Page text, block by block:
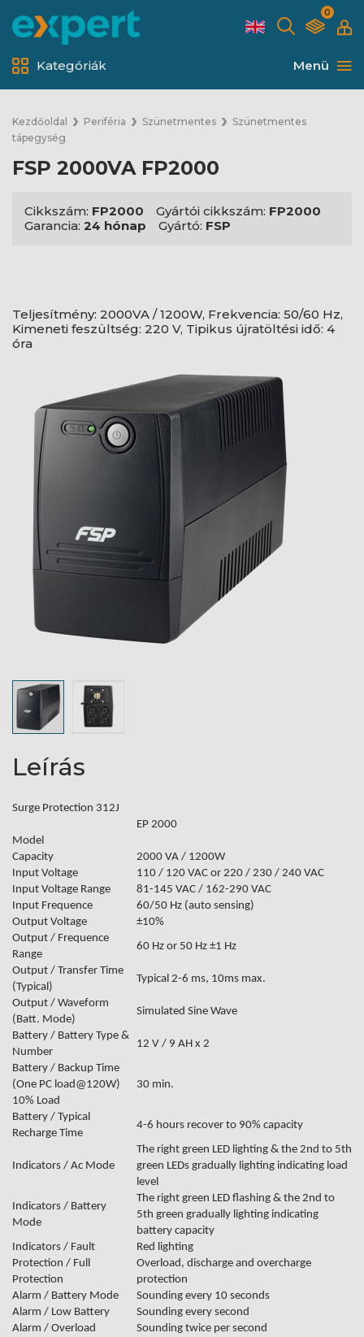
0
Menü
Kategóriák
Kezdőoldal Periféria Szünetmentes
Szünetmentes
tápegység
FSP 2000VA FP2000
Cikkszám: FP2000 Gyártói cikkszám: FP2000
Garancia: 24 hónap Gyártó: FSP
Teljesítmény: 2000VA / 1200W, Frekvencia: 50/60 Hz,
Kimeneti feszültség: 220 V, Tipikus újratöltési idő: 4
óra
Leírás
Surge Protection 312J
Model
EP 2000
Capacity
2000 VA / 1200W
Input Voltage
110 / 120 VAC or 220 / 230 / 240 VAC
Input Voltage Range
81-145 VAC / 162-290 VAC
Input Frequence
60/50 Hz (auto sensing)
Output Voltage
±10%
Output / Frequence
Range
60 Hz or 50 Hz ±1 Hz
Output / Transfer Time
(Typical)
Typical 2-6 ms, 10ms max.
Output / Waveform
(Batt. Mode)
Simulated Sine Wave
Battery / Battery Type &
Number
12 V / 9 AH x 2
Battery / Backup Time
(One PC load@120W)
10% Load
30 min.
Battery / Typical
Recharge Time
4-6 hours recover to 90% capacity
Indicators / Ac Mode
The right green LED lighting & the 2nd to 5th
green LEDs gradually lighting indicating load
level
Indicators / Battery
Mode
The right green LED flashing & the 2nd to
5th green gradually lighting indicating
battery capacity
Indicators / Fault
Red lighting
Protection / Full
Protection
Overload, discharge and overcharge
protection
Alarm / Battery Mode
Sounding every 10 seconds
Alarm / Low Battery
Sounding every second
Alarm / Overload
Sounding twice per second